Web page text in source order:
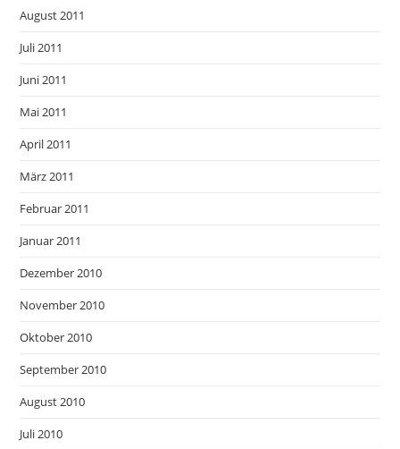
August 2011
Juli 2011
Juni 2011
Mai 2011
April 2011
März 2011
Februar 2011
Januar 2011
Dezember 2010
November 2010
Oktober 2010
September 2010
August 2010
Juli 2010